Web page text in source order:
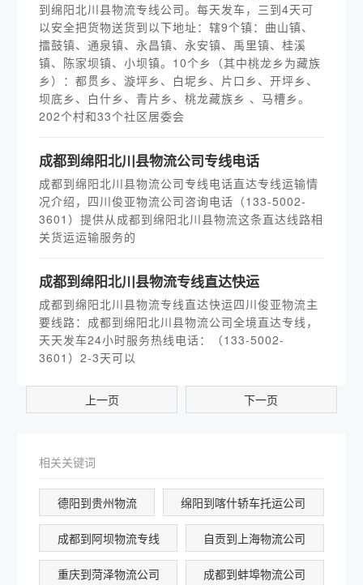
到绵阳北川县物流专线公司。每天发车，三到4天可
以安全把货物送货到以下地址：辖9个镇：曲山镇、
擂鼓镇、通泉镇、永昌镇、永安镇、禹里镇、桂溪
镇、陈家坝镇、小坝镇。10个乡（其中桃龙乡为藏族
乡）：都贯乡、漩坪乡、白坭乡、片口乡、开坪乡、
坝底乡、白什乡、青片乡、桃龙藏族乡 、马槽乡。
202个村和33个社区居委会
​成都到绵阳北川县物流公司专线电话
成都到绵阳北川县物流公司专线电话直达专线运输情
况介绍，四川俊亚物流公司咨询电话（133-5002-
3601）提供从成都到绵阳北川县物流这条直达线路相
关货运运输服务的
​成都到绵阳北川县物流专线直达快运
成都到绵阳北川县物流专线直达快运四川俊亚物流主
要线路：成都到绵阳北川县物流公司全境直达专线，
天天发车24小时服务热线电话：（133-5002-
3601）2-3天可以
上一页 下一页
相关关键词
德阳到贵州物流 绵阳到喀什轿车托运公司
成都到阿坝物流专线 自贡到上海物流公司
重庆到菏泽物流公司 成都到蚌埠物流公司